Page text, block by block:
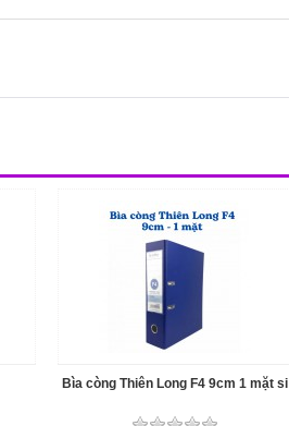
Bìa còng Thiên Long F4 9cm 1 mặt si